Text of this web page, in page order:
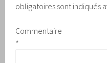
obligatoires sont indiqués
Commentaire
*